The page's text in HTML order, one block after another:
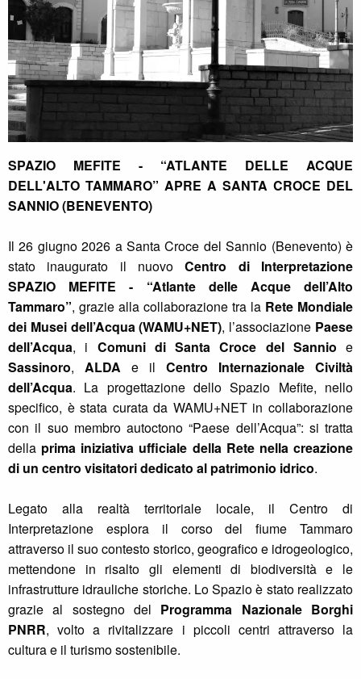
SPAZIO MEFITE - “ATLANTE DELLE ACQUE
DELL'ALTO TAMMARO” APRE A SANTA CROCE DEL
SANNIO (BENEVENTO)
Il 26 giugno 2026 a Santa Croce del Sannio (Benevento) è
stato inaugurato il nuovoCentro di Interpretazione
SPAZIO MEFITE - “Atlante delle Acque dell’Alto
Tammaro”, grazie alla collaborazione tra la Rete Mondiale
dei Musei dell’Acqua (WAMU+NET), l’associazione Paese
dell’Acqua, i Comuni di Santa Croce del Sannio e
Sassinoro, ALDA e il Centro Internazionale Civiltà
dell’Acqua. La progettazione dello Spazio Mefite, nello
specifico, è stata curata da WAMU+NET in collaborazione
con il suo membro autoctono “Paese dell’Acqua”: si tratta
della prima iniziativa ufficiale della Rete nella creazione
di un centro visitatori dedicato al patrimonio idrico.
Legato alla realtà territoriale locale, il Centro di
Interpretazione esplora il corso del fiume Tammaro
attraverso il suo contesto storico, geografico e idrogeologico,
mettendone in risalto gli elementi di biodiversità e le
infrastrutture idrauliche storiche. Lo Spazio è stato realizzato
grazie al sostegno del Programma Nazionale Borghi
PNRR, volto a rivitalizzare i piccoli centri attraverso la
cultura e il turismo sostenibile.